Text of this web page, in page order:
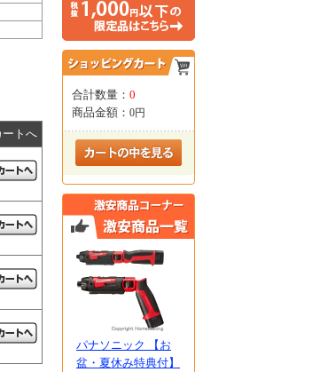
ートへ
合計数量： 0
商品金額： 0円
パナソニック 【お
盆・夏休み特典付】